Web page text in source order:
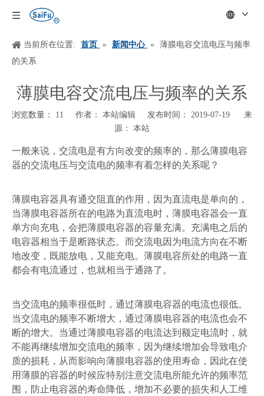
当前所在位置: 首页 » 新闻中心 »
薄膜电容交流电压与频率
的关系
薄膜电容交流电压与频率的关系
浏览数量： 11 作者： 本站编辑 发布时间： 2019-07-19 来
源： 本站
["wechat","weibo","qzone","douban","email"]
一般来说，交流电是有方向改变的频率的，那么薄膜电容
器的交流电压与交流电的频率有着怎样的关系呢？
薄膜电容器具有通交阻直的作用，因为直流电是单向的，
当薄膜电容器所在的电路为直流电时，薄膜电容器会一直
单方向充电，会把薄膜电容器的容量充满。充满电之后的
电容器相当于是断路状态。而交流电因为电流方向在不断
地改变，既能放电，又能充电。薄膜电容所处的电路一直
都会有电流通过，也就相当于通路了。
当交流电的频率很低时，通过薄膜电容器的电流也很低。
当交流电的频率不断增大，通过薄膜电容器的电流也会不
断的增大。当通过薄膜电容器的电流达到额定电流时，就
不能再继续增加交流电的频率，因为继续增加会导致电介
质的损耗，从而影响向薄膜电容器的使用寿命，因此在使
用薄膜的容器的时候应特别注意交流电所能允许的频率范
围，防止电容器的寿命降低，增加不必要的损失和人工维